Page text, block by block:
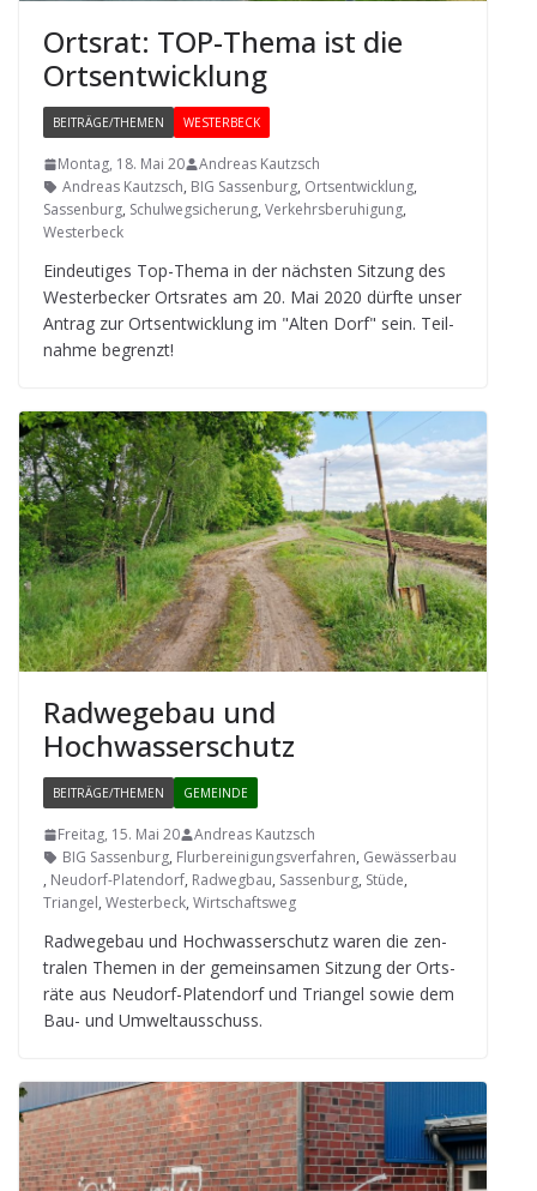
Orts­rat: TOP-Thema ist die
Ortsentwicklung
BEITRÄGE/THEMEN WESTERBECK
Montag, 18. Mai 20
Andreas Kautzsch
Andreas Kautzsch, BIG Sassenburg, Ortsentwicklung,
Sassenburg, Schulwegsicherung, Verkehrsberuhigung,
Westerbeck
Ein­deu­ti­ges Top-Thema in der nächs­ten Sit­zung des
Wes­ter­be­cker Orts­ra­tes am 20. Mai 2020 dürfte unser
Antrag zur Orts­ent­wick­lung im "Alten Dorf" sein. Teil­
nahme begrenzt!
Rad­we­ge­bau und
Hochwasserschutz
BEITRÄGE/THEMEN GEMEINDE
Freitag, 15. Mai 20
Andreas Kautzsch
BIG Sassenburg, Flurbereinigungsverfahren, Gewässerbau
, Neudorf-Platendorf, Radwegbau, Sassenburg, Stüde,
Triangel, Westerbeck, Wirtschaftsweg
Rad­we­ge­bau und Hoch­was­ser­schutz waren die zen­
tra­len The­men in der gemein­sa­men Sit­zung der Orts­
räte aus Neu­dorf-Pla­ten­dorf und Tri­an­gel sowie dem
Bau- und Umweltausschuss.